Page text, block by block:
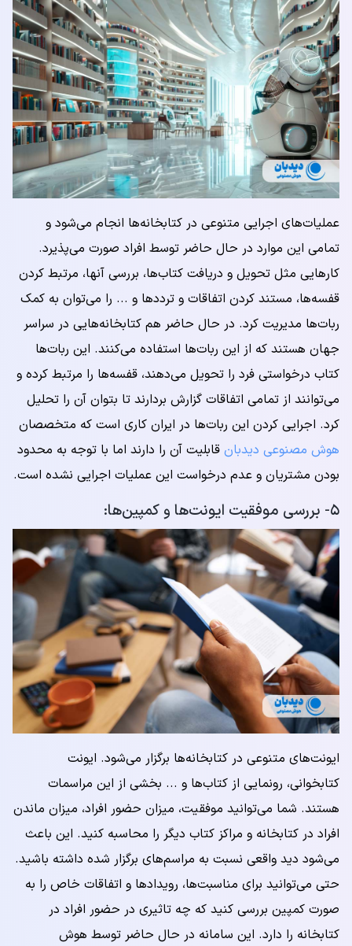
عملیات‌های اجرایی متنوعی در کتابخانه‌ها انجام می‌شود و
تمامی این موارد در حال حاضر توسط افراد صورت می‌پذیرد.
کارهایی مثل تحویل و دریافت کتاب‌ها، بررسی آنها، مرتبط کردن
قفسه‌ها، مستند کردن اتفاقات و ترددها و ... را می‌توان به کمک
ربات‌ها مدیریت کرد. در حال حاضر هم کتابخانه‌هایی در سراسر
جهان هستند که از این ربات‌ها استفاده می‌کنند. این ربات‌ها
کتاب درخواستی فرد را تحویل می‌دهند، قفسه‌ها را مرتبط کرده و
می‌توانند از تمامی اتفاقات گزارش بردارند تا بتوان آن را تحلیل
کرد. اجرایی کردن این ربات‌ها در ایران کاری است که متخصصان
هوش مصنوعی دیدبان قابلیت آن را دارند اما با توجه به محدود
بودن مشتریان و عدم درخواست این عملیات اجرایی نشده است.
۵- بررسی موفقیت ایونت‌ها و کمپین‌ها:
ایونت‌های متنوعی در کتابخانه‌ها برگزار می‌شود. ایونت
کتابخوانی، رونمایی از کتاب‌ها و ... بخشی از این مراسمات
هستند. شما می‌توانید موفقیت، میزان حضور افراد، میزان ماندن
افراد در کتابخانه و مراکز کتاب دیگر را محاسبه کنید. این باعث
می‌شود دید واقعی نسبت به مراسم‌های برگزار شده داشته باشید.
حتی می‌توانید برای مناسبت‌ها، رویدادها و اتفاقات خاص را به
صورت کمپین بررسی کنید که چه تاثیری در حضور افراد در
کتابخانه را دارد. این سامانه در حال حاضر توسط هوش